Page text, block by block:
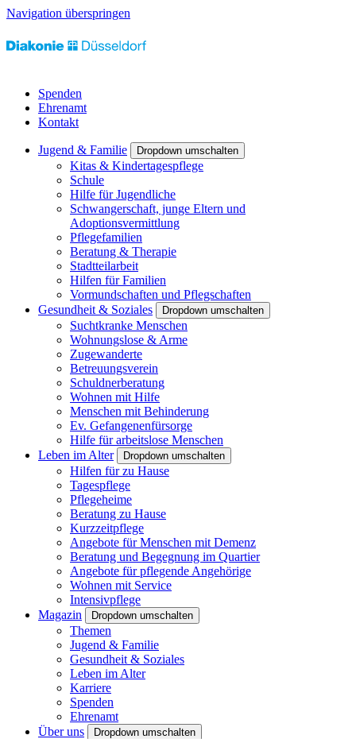
Navigation überspringen
Spenden
Ehrenamt
Kontakt
Jugend & Familie Dropdown umschalten
Kitas & Kindertagespflege
Schule
Hilfe für Jugendliche
Schwangerschaft, junge Eltern und
Adoptionsvermittlung
Pflegefamilien
Beratung & Therapie
Stadtteilarbeit
Hilfen für Familien
Vormundschaften und Pflegschaften
Gesundheit & Soziales
Dropdown umschalten
Suchtkranke Menschen
Wohnungslose & Arme
Zugewanderte
Betreuungsverein
Schuldnerberatung
Wohnen mit Hilfe
Menschen mit Behinderung
Ev. Gefangenenfürsorge
Hilfe für arbeitslose Menschen
Leben im Alter
Dropdown umschalten
Hilfen für zu Hause
Tagespflege
Pflegeheime
Beratung zu Hause
Kurzzeitpflege
Angebote für Menschen mit Demenz
Beratung und Begegnung im Quartier
Angebote für pflegende Angehörige
Wohnen mit Service
Intensivpflege
Magazin
Dropdown umschalten
Themen
Jugend & Familie
Gesundheit & Soziales
Leben im Alter
Karriere
Spenden
Ehrenamt
Über uns
Dropdown umschalten